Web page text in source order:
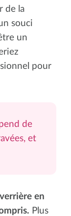
de la
souci
un
pour
de
et
en
s. Plus